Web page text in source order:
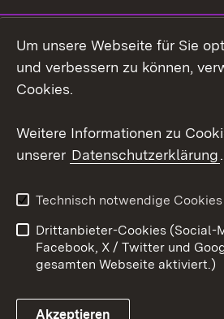
X / Twitter
Youtube
Kontakt
Barrierefreiheit
Impressum
Um unsere Webseite für Sie
und verbessern zu können,
Cookies.
Weitere Informationen zu
unserer Datenschutzerklärung.
Technisch notwendige Cookies
Drittanbieter-Cookies (Social-
Facebook, X / Twitter und
gesamten Webseite aktiviert.)
Akzeptieren